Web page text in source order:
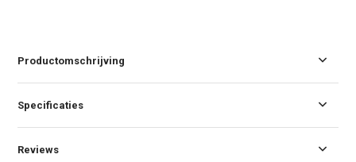
Productomschrijving
Specificaties
Reviews